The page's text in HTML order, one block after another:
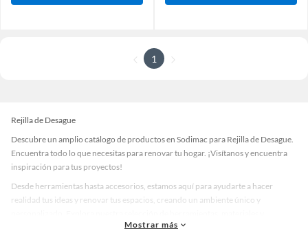
1
Rejilla de Desague
Descubre un amplio catálogo de productos en Sodimac para Rejilla de Desague.
Encuentra todo lo que necesitas para renovar tu hogar. ¡Visítanos y encuentra
inspiración para tus proyectos!
Desde herramientas hasta accesorios, estamos aquí para ayudarte a hacer
realidad tus ideas y renovar tus espacios, creando un ambiente único y
accesorios de calidad que te ayudarán a crear un espacio más tú.
Mostrar más